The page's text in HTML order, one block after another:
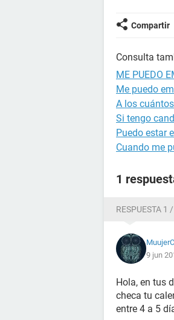
Compartir
Consulta
ME PUEDO
Me puedo
A los
Si tengo
Puedo estar
Cuando me
1
RESPUESTA 1 /
9 jun
Hola, en tus
checa tu
entre 4 a 5